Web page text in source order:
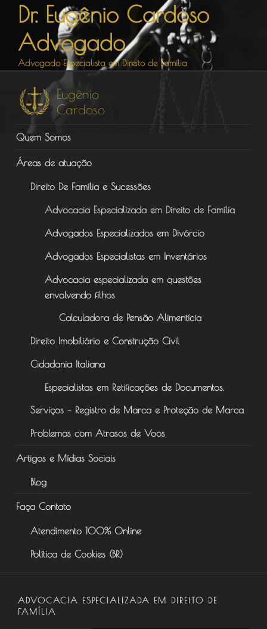
Pular
conteúdo
Dr. Eugênio Cardoso
Advogado
Advogado Especialista em Direito de Família
Quem Somos
Áreas de atuação
Direito De Família e Sucessões
Advocacia Especializada em Direito de Família
Advogados Especializados em Divórcio
Advogados Especialistas em Inventários
Advocacia especializada em questões
envolvendo filhos
Calculadora de Pensão Alimentícia
Direito Imobiliário e Construção Civil
Cidadania Italiana
Especialistas em Retificações de Documentos.
Serviços – Registro de Marca e Proteção de Marca
Problemas com Atrasos de Voos
Artigos e Mídias Sociais
Blog
Faça Contato
Atendimento 100% Online
Política de Cookies (BR)
ADVOCACIA ESPECIALIZADA EM DIREITO DE
FAMÍLIA